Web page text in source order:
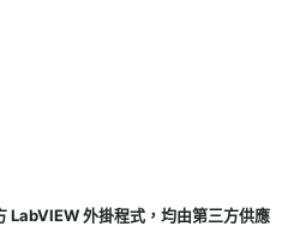
LabVIEW 外掛程式，均由第三方供應